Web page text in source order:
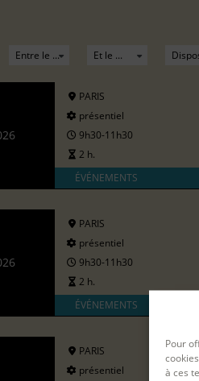
Pour
à ces
PARIS
présentiel
9h30-11h30
2 h.
ÉVÉNEMENTS
PARIS
présentiel
9h30-11h30
2 h.
ÉVÉNEMENTS
PARIS
présentiel